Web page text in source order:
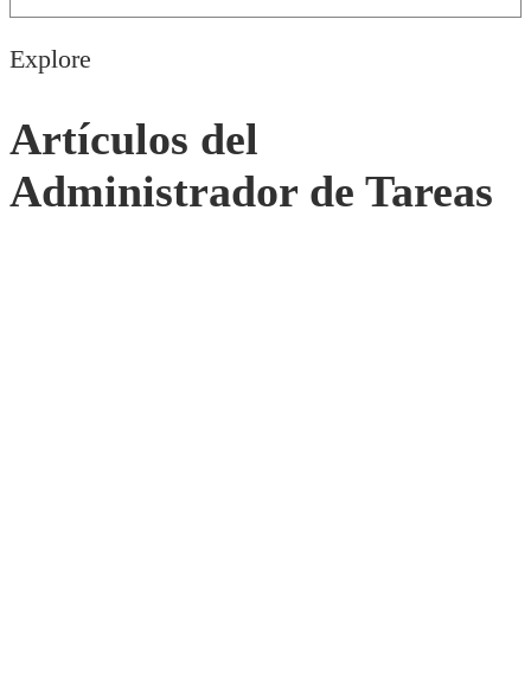
Explore
Artículos del
Administrador de Tareas